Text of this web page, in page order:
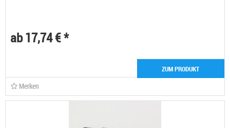
ab 17,74 € *
ZUM PRODUKT
Merken